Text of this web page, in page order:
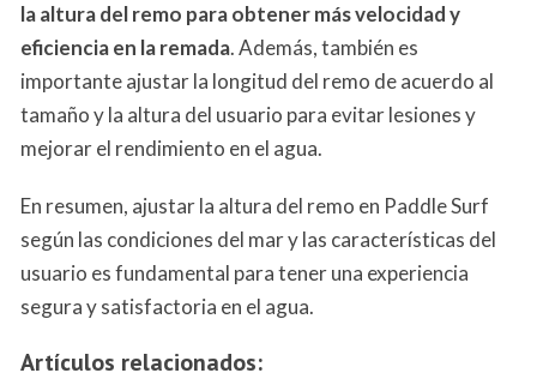
la altura del remo para obtener más velocidad y
eficiencia en la remada. Además, también es
importante ajustar la longitud del remo de acuerdo al
tamaño y la altura del usuario para evitar lesiones y
mejorar el rendimiento en el agua.
En resumen, ajustar la altura del remo en Paddle Surf
según las condiciones del mar y las características del
usuario es fundamental para tener una experiencia
segura y satisfactoria en el agua.
Artículos relacionados: